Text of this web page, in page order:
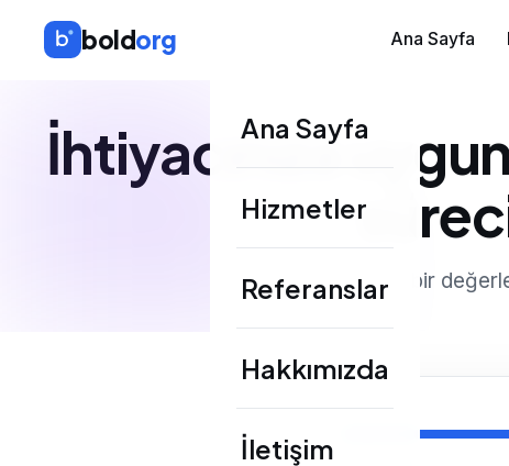
boldorg Ana Sayfa
Ana Sayfa
Hizmetler
Referanslar
Hakkımızda
İletişim
İhtiyacınıza
Kısa bir